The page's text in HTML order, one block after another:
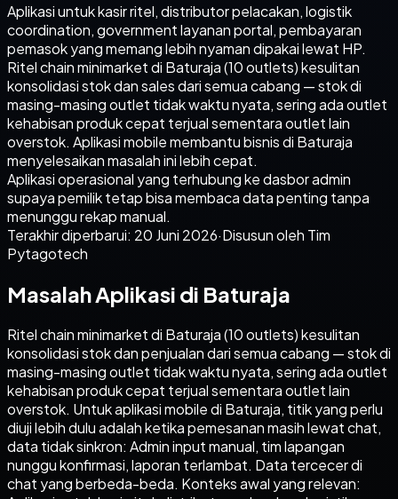
Aplikasi untuk kasir ritel, distributor pelacakan, logistik
coordination, government layanan portal, pembayaran
pemasok yang memang lebih nyaman dipakai lewat HP.
Ritel chain minimarket di Baturaja (10 outlets) kesulitan
konsolidasi stok dan sales dari semua cabang — stok di
masing-masing outlet tidak waktu nyata, sering ada outlet
kehabisan produk cepat terjual sementara outlet lain
overstok. Aplikasi mobile membantu bisnis di Baturaja
menyelesaikan masalah ini lebih cepat.
Aplikasi operasional yang terhubung ke dasbor admin
supaya pemilik tetap bisa membaca data penting tanpa
menunggu rekap manual.
Terakhir diperbarui: 20 Juni 2026·Disusun oleh Tim
Pytagotech
Masalah Aplikasi di Baturaja
Ritel chain minimarket di Baturaja (10 outlets) kesulitan
konsolidasi stok dan penjualan dari semua cabang — stok di
masing-masing outlet tidak waktu nyata, sering ada outlet
kehabisan produk cepat terjual sementara outlet lain
overstok. Untuk aplikasi mobile di Baturaja, titik yang perlu
diuji lebih dulu adalah ketika pemesanan masih lewat chat,
data tidak sinkron: Admin input manual, tim lapangan
nunggu konfirmasi, laporan terlambat. Data tercecer di
chat yang berbeda-beda. Konteks awal yang relevan: